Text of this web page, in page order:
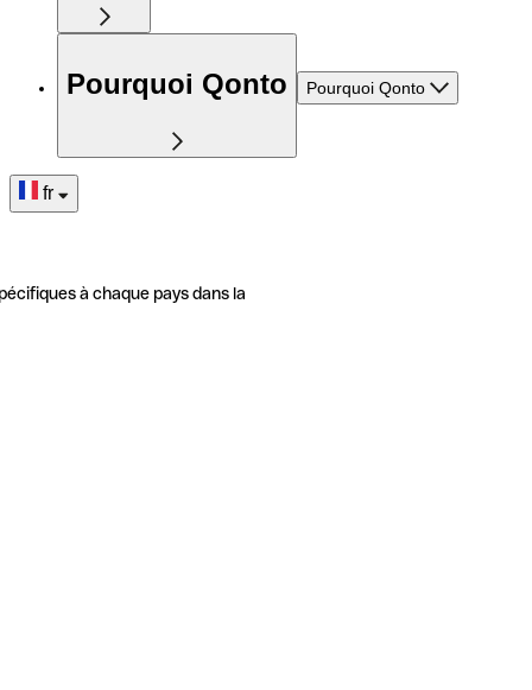
Pourquoi Qonto Pourquoi Qonto
fr
à chaque pays dans la